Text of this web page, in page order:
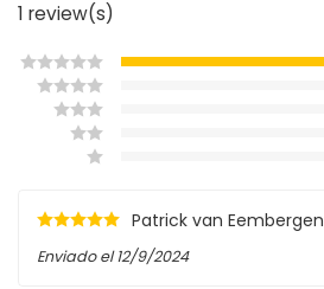
1 review(s)
Patrick van Eembergen
Enviado el12/9/2024